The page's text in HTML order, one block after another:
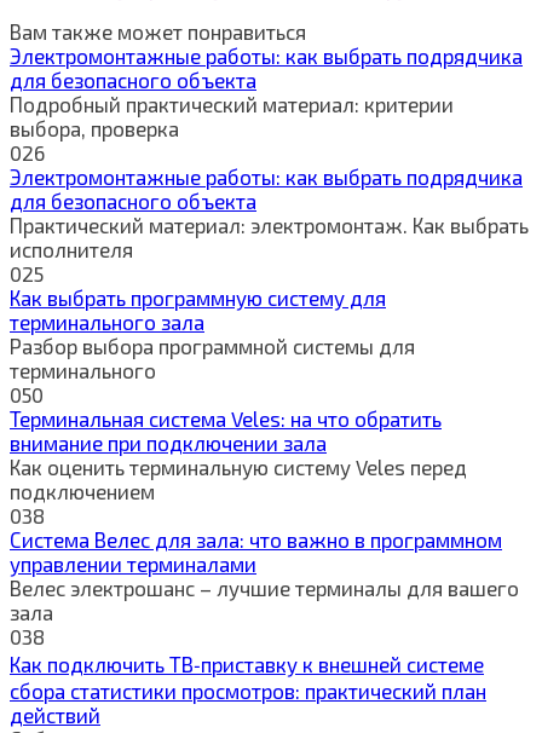
Вам также может понравиться
Электромонтажные работы: как выбрать подрядчика
для безопасного объекта
Подробный практический материал: критерии
выбора, проверка
026
Электромонтажные работы: как выбрать подрядчика
для безопасного объекта
Практический материал: электромонтаж. Как выбрать
исполнителя
025
Как выбрать программную систему для
терминального зала
Разбор выбора программной системы для
терминального
050
Терминальная система Veles: на что обратить
внимание при подключении зала
Как оценить терминальную систему Veles перед
подключением
038
Система Велес для зала: что важно в программном
управлении терминалами
Велес электрошанс – лучшие терминалы для вашего
зала
038
Как подключить ТВ‑приставку к внешней системе
сбора статистики просмотров: практический план
действий